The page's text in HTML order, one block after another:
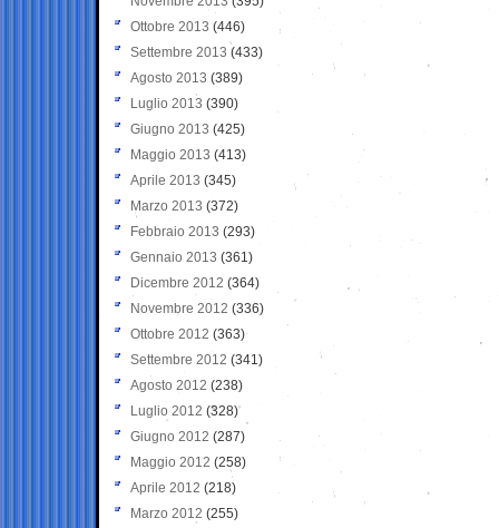
Ottobre 2013 (446)
Settembre 2013 (433)
Agosto 2013 (389)
Luglio 2013 (390)
Giugno 2013 (425)
Maggio 2013 (413)
Aprile 2013 (345)
Marzo 2013 (372)
Febbraio 2013 (293)
Gennaio 2013 (361)
Dicembre 2012 (364)
Novembre 2012 (336)
Ottobre 2012 (363)
Settembre 2012 (341)
Agosto 2012 (238)
Luglio 2012 (328)
Giugno 2012 (287)
Maggio 2012 (258)
Aprile 2012 (218)
Marzo 2012 (255)